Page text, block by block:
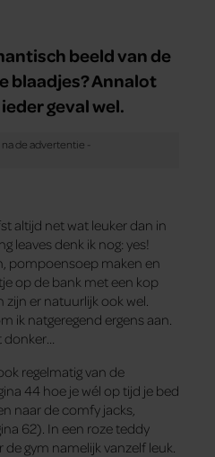
beeld van de
blaadjes? Annalot
geval wel.
altijd net wat leuker dan in
leaves denk ik nog: yes!
pompoensoep maken en
op de bank met een kop
er natuurlijk ook wel.
ik natgeregend ergens aan.
regelmatig van de
44 hoe je wél op tijd je bed
naar de comfy jacks,
62). In een roze teddy
gym namelijk vanzelf leuk.